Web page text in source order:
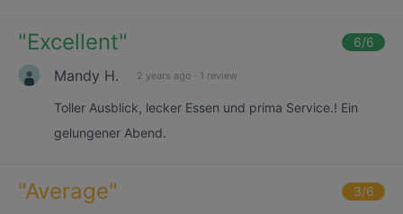
"Excellent" 6/6
Mandy H. 2 years ago · 1 review
Toller Ausblick, lecker Essen und prima Service.! Ein
gelungener Abend.
"Average" 3/6